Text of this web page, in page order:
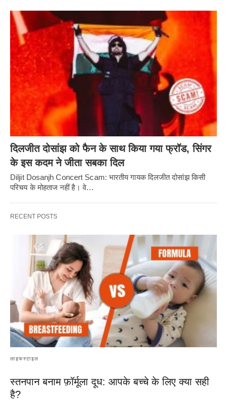
दिलजीत दोसांझ को फैन के साथ किया गया फ्रॉड, सिंगर
के इस कदम ने जीता सबका दिल
Diljit Dosanjh Concert Scam: भारतीय गायक दिलजीत दोसांझ किसी
परिचय के मोहताज नहीं है। वे…
RECENT POSTS
लाइफस्टाइल
स्तनपान बनाम फ़ॉर्मूला दूध: आपके बच्चे के लिए क्या सही
है?